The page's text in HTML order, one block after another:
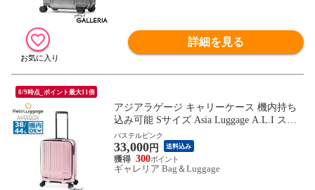
詳細を見る
8/9時点_ポイント最大11倍
アジアラゲージ キャリーケース 機内持ち
込み可能 Sサイズ Asia Luggage A.L.I スー
ツケース 38L 44L 1～3泊 静音 縦開き PC
フロントオープン エキスパンダブル TSロ
ック ストッパー MAXBOX MX-8011-18W
パステルピンク
33,000円 送料込み
300
ギャレリア Bag＆Luggage